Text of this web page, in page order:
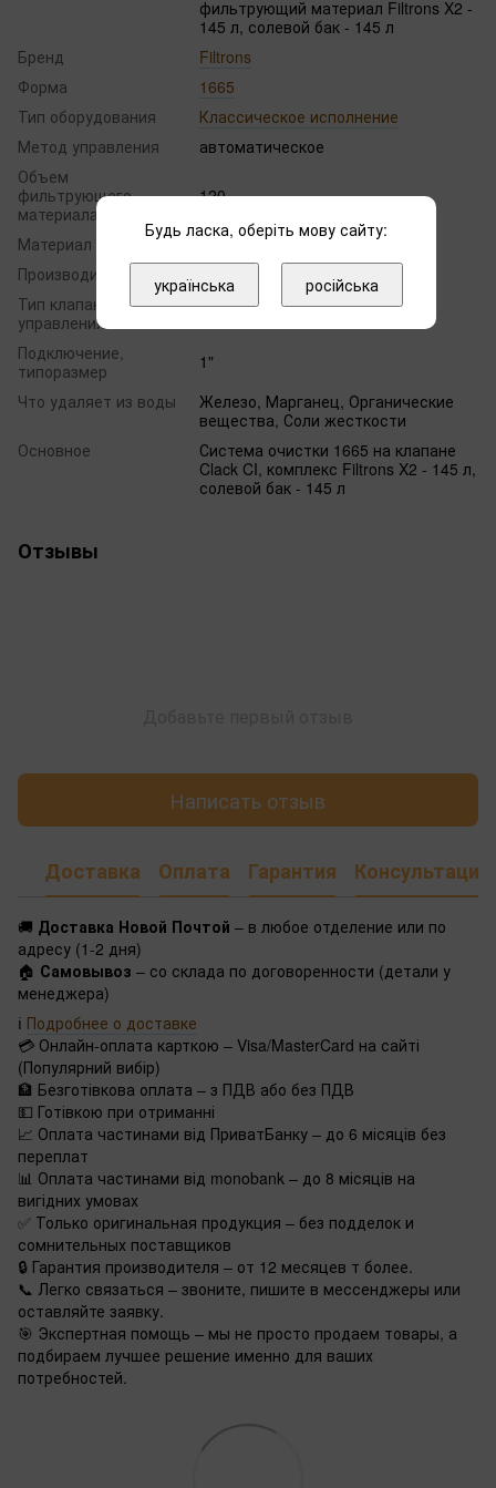
фильтрующий материал Filtrons X2 -
145 л, солевой бак - 145 л
Бренд
Filtrons
Форма
1665
Тип оборудования
Классическое исполнение
Метод управления
автоматическое
Объем
фильтрующего
мaтериaлa
120
Материал фильтра
Filtrons X2
Производительность
Тип клапана
управления
Clack
Подключение,
типоразмер
1"
Что удаляет из воды
Железо, Марганец, Органические
вещества, Соли жесткости
Основное
Система очистки 1665 на клапане
Clack CI, комплекс Filtrons X2 - 145 л,
солевой бак - 145 л
Отзывы
Написать отзыв
Доставка Оплата Гарантия Консультация
🚚 Доставка Новой Почтой – в любое отделение или по
адресу (1-2 дня)
🏠 Самовывоз – со склада по договоренности (детали у
менеджера)
ℹ️ Подробнее о доставке
💳 Онлайн-оплата карткою – Visa/MasterCard на сайті
(Популярний вибір)
🏦 Безготівкова оплата – з ПДВ або без ПДВ
💵 Готівкою при отриманні
📈 Оплата частинами від ПриватБанку – до 6 місяців без
переплат
📊 Оплата частинами від monobank – до 8 місяців на
вигідних умовах
✅ Только оригинальная продукция – без подделок и
сомнительных поставщиков
🔒 Гарантия производителя – от 12 месяцев т более.
📞 Легко связаться – звоните, пишите в мессенджеры или
оставляйте заявку.
🎯 Экспертная помощь – мы не просто продаем товары, а
подбираем лучшее решение именно для ваших
потребностей.
Будь ласка, оберіть мову сайту:
українська російська